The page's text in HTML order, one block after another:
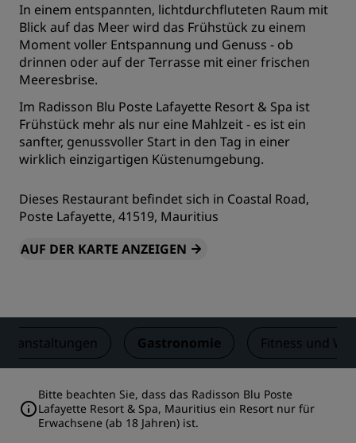
In einem entspannten, lichtdurchfluteten Raum mit
Blick auf das Meer wird das Frühstück zu einem
Moment voller Entspannung und Genuss - ob
drinnen oder auf der Terrasse mit einer frischen
Meeresbrise.
Im Radisson Blu Poste Lafayette Resort & Spa ist
Frühstück mehr als nur eine Mahlzeit - es ist ein
sanfter, genussvoller Start in den Tag in einer
wirklich einzigartigen Küstenumgebung.
Dieses Restaurant befindet sich in Coastal Road,
Poste Lafayette, 41519, Mauritius
AUF DER KARTE ANZEIGEN
Gastronomie Fitness und
Bitte beachten Sie, dass das Radisson Blu Poste
Lafayette Resort & Spa, Mauritius ein Resort nur für
Erwachsene (ab 18 Jahren) ist.